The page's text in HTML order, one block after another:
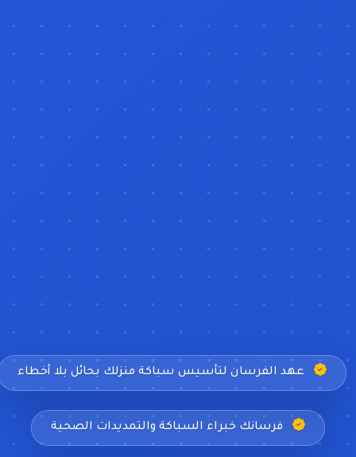
عهد الفرسان لتأسيس سباكة منزلك بحائل بلا أخطاء
فرسانك خبراء السباكة والتمديدات الصحية